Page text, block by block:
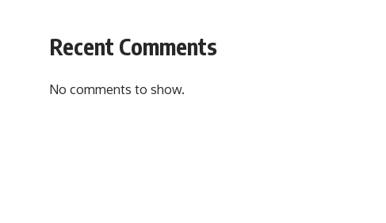
Recent Comments
No comments to show.